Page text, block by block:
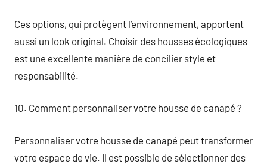
Ces options, qui protègent l’environnement, apportent
aussi un look original. Choisir des housses écologiques
est une excellente manière de concilier style et
responsabilité.
10. Comment personnaliser votre housse de canapé ?
Personnaliser votre housse de canapé peut transformer
votre espace de vie. Il est possible de sélectionner des